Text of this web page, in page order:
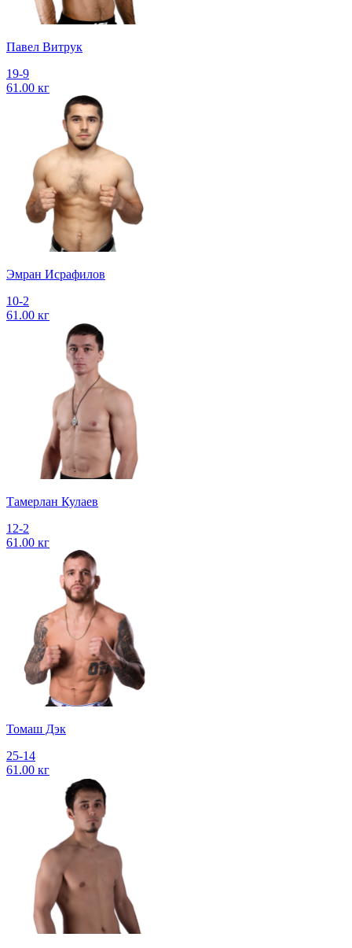
Павел Витрук
19-9
61.00 кг
Эмран Исрафилов
10-2
61.00 кг
Тамерлан Кулаев
12-2
61.00 кг
Томаш Дэк
25-14
61.00 кг